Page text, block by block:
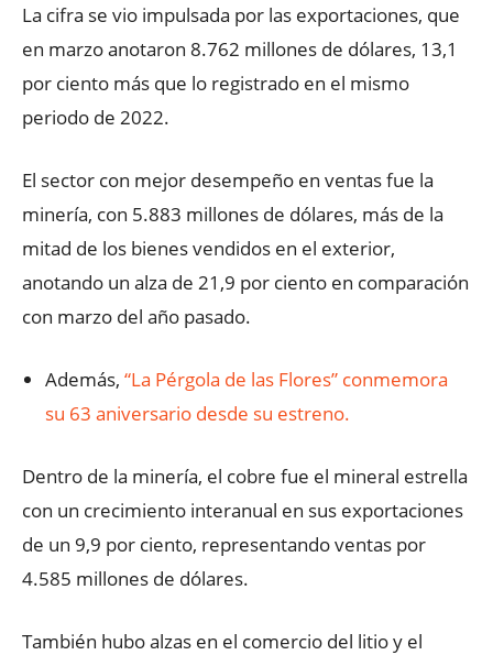
La cifra se vio impulsada por las exportaciones, que
en marzo anotaron 8.762 millones de dólares, 13,1
por ciento más que lo registrado en el mismo
periodo de 2022.
El sector con mejor desempeño en ventas fue la
minería, con 5.883 millones de dólares, más de la
mitad de los bienes vendidos en el exterior,
anotando un alza de 21,9 por ciento en comparación
con marzo del año pasado.
Además, “La Pérgola de las Flores” conmemora
su 63 aniversario desde su estreno.
Dentro de la minería, el cobre fue el mineral estrella
con un crecimiento interanual en sus exportaciones
de un 9,9 por ciento, representando ventas por
4.585 millones de dólares.
También hubo alzas en el comercio del litio y el